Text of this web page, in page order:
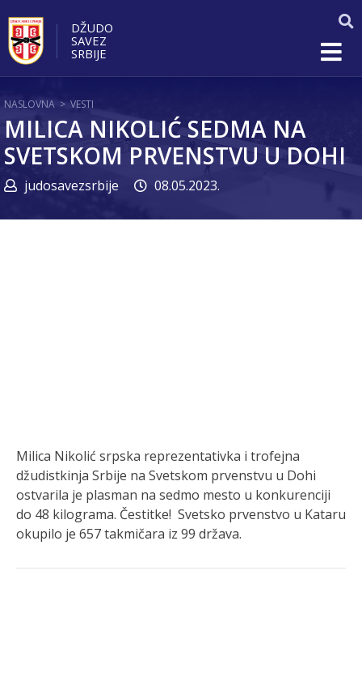
DŽUDO
SAVEZ
SRBIJE
NASLOVNA > VESTI
MILICA NIKOLIĆ SEDMA NA
SVETSKOM PRVENSTVU U DOHI
judosavezsrbije 08.05.2023.
Milica Nikolić srpska reprezentativka i trofejna
džudistkinja Srbije na Svetskom prvenstvu u Dohi
ostvarila je plasman na sedmo mesto u konkurenciji
do 48 kilograma. Čestitke! Svetsko prvenstvo u Kataru
okupilo je 657 takmičara iz 99 država.